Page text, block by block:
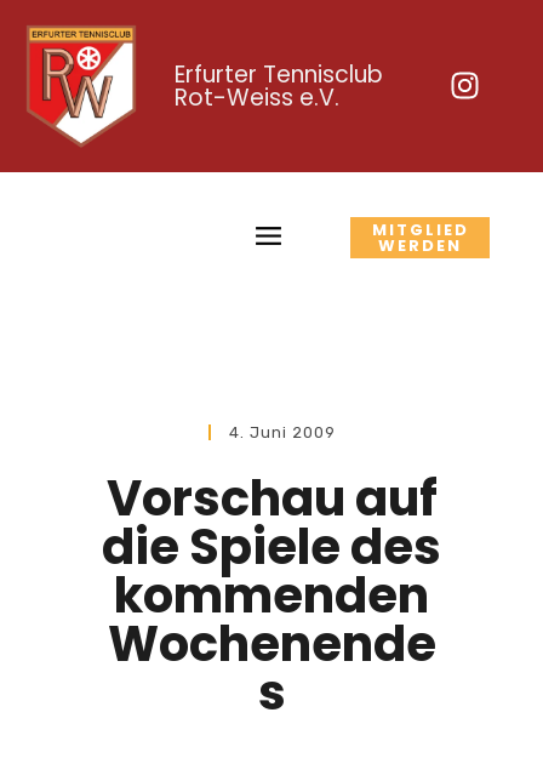
Erfurter Tennisclub
Rot-Weiss e.V.
MITGLIED
WERDEN
4. Juni 2009
Vorschau auf
die Spiele des
kommenden
Wochenende
s